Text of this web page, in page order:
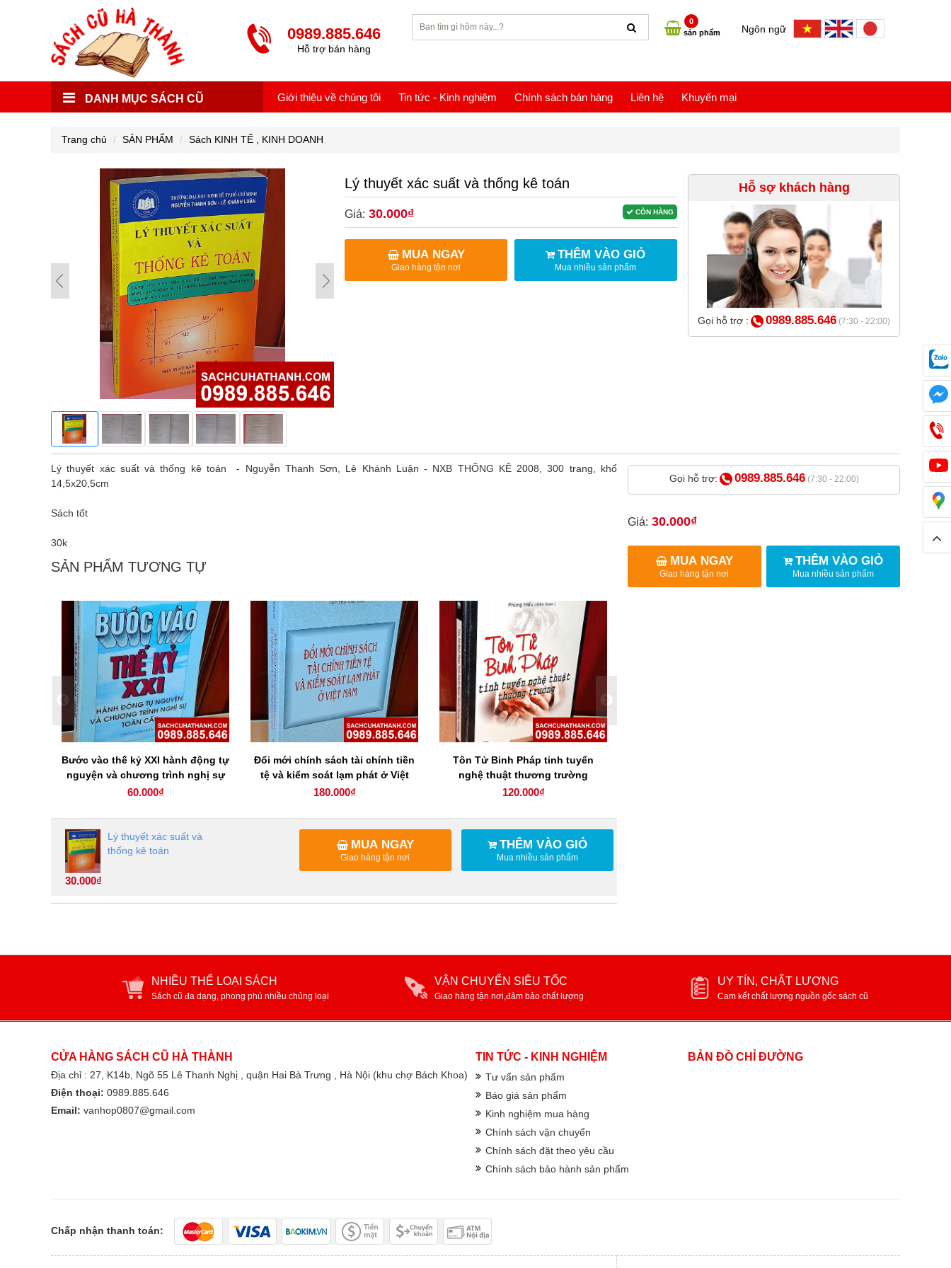
0989.885.646
Hỗ trợ bán hàng
0
sản phẩm
Ngôn ngữ
DANH MỤC SÁCH CŨ Giới thiệu về chúng tôi Tin tức - Kinh nghiệm Chính sách bán hàng Liên hệ Khuyến mại
Trang chủ SẢN PHẨM Sách KINH TẾ , KINH DOANH
Lý thuyết xác suất và thống kê toán
CÒN HÀNG
Giá: 30.000₫
MUA NGAY
Giao hàng tận nơi
THÊM VÀO GIỎ
Mua nhiều sản phẩm
Hỗ sợ khách hàng
Gọi hỗ trợ : 0989.885.646 (7:30 - 22:00)
Lý thuyết xác suất và thống kê toán - Nguyễn Thanh Sơn, Lê Khánh Luận - NXB THỐNG KÊ 2008, 300 trang, khổ
14,5x20,5cm
Sách tốt
30k
SẢN PHẨM TƯƠNG TỰ
Bước vào thế kỷ XXI hành động tự
nguyện và chương trình nghị sự
toàn cầu
60.000₫
Đổi mới chính sách tài chính tiền
tệ và kiểm soát lạm phát ở Việt
Nam
180.000₫
Tôn Tử Binh Pháp tinh tuyển
nghệ thuật thương trường
120.000₫
Lý thuyết xác suất và
thống kê toán
30.000₫
THÊM VÀO GIỎ
Mua nhiều sản phẩm
MUA NGAY
Giao hàng tận nơi
Gọi hỗ trợ: 0989.885.646 (7:30 - 22:00)
Giá: 30.000₫
MUA NGAY
Giao hàng tận nơi
THÊM VÀO GIỎ
Mua nhiều sản phẩm
NHIỀU THỂ LOẠI SÁCH
Sách cũ đa dạng, phong phú nhiều chủng loại
VẬN CHUYỂN SIÊU TỐC
Giao hàng tận nơi,đảm bảo chất lượng
UY TÍN, CHẤT LƯỢNG
Cam kết chất lượng nguồn gốc sách cũ
CỬA HÀNG SÁCH CŨ HÀ THÀNH
Địa chỉ : 27, K14b, Ngõ 55 Lê Thanh Nghị , quận Hai Bà Trưng , Hà Nội (khu chợ Bách Khoa)
Điện thoại: 0989.885.646
Email: vanhop0807@gmail.com
TIN TỨC - KINH NGHIỆM
Tư vấn sản phẩm
Báo giá sản phẩm
Kinh nghiệm mua hàng
Chính sách vận chuyển
Chính sách đặt theo yêu cầu
Chính sách bảo hành sản phẩm
BẢN ĐỒ CHỈ ĐƯỜNG
Chấp nhận thanh toán: